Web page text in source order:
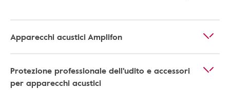
Apparecchi acustici Amplifon
Protezione professionale dell'udito e accessori
per apparecchi acustici